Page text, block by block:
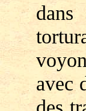
dans
avec